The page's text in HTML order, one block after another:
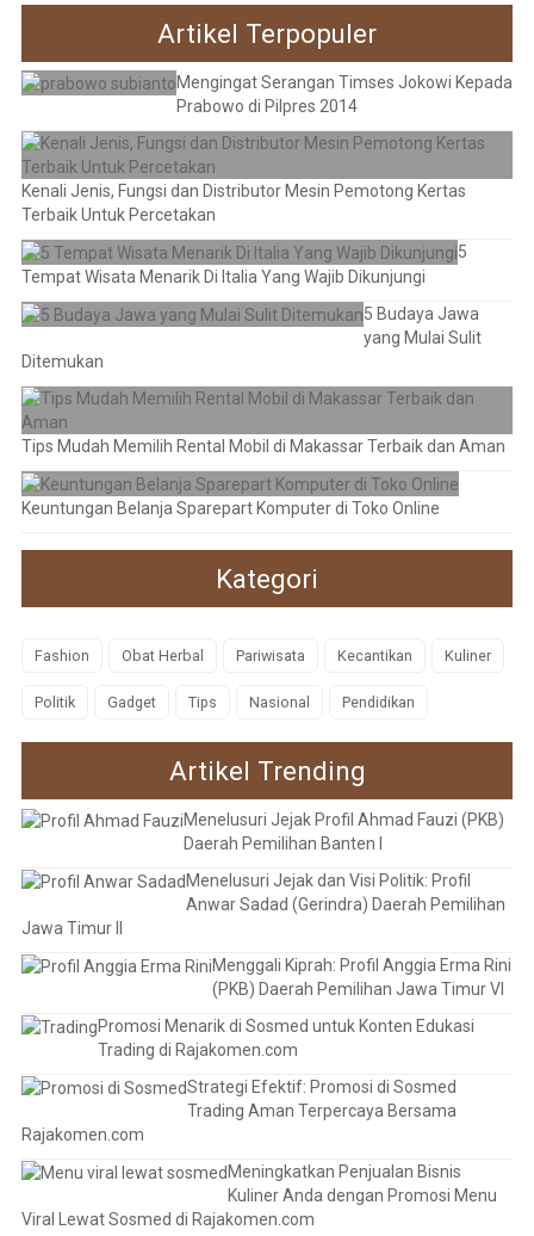
Artikel Terpopuler
Mengingat Serangan Timses Jokowi Kepada
Prabowo di Pilpres 2014
Kenali Jenis, Fungsi dan Distributor Mesin Pemotong Kertas
Terbaik Untuk Percetakan
5
Tempat Wisata Menarik Di Italia Yang Wajib Dikunjungi
5 Budaya Jawa
yang Mulai Sulit
Ditemukan
Tips Mudah Memilih Rental Mobil di Makassar Terbaik dan Aman
Keuntungan Belanja Sparepart Komputer di Toko Online
Kategori
Fashion Obat Herbal Pariwisata Kecantikan Kuliner
Politik Gadget Tips Nasional Pendidikan
Artikel Trending
Menelusuri Jejak Profil Ahmad Fauzi (PKB)
Daerah Pemilihan Banten I
Menelusuri Jejak dan Visi Politik: Profil
Anwar Sadad (Gerindra) Daerah Pemilihan
Jawa Timur II
Menggali Kiprah: Profil Anggia Erma Rini
(PKB) Daerah Pemilihan Jawa Timur VI
Promosi Menarik di Sosmed untuk Konten Edukasi
Trading di Rajakomen.com
Strategi Efektif: Promosi di Sosmed
Trading Aman Terpercaya Bersama
Rajakomen.com
Meningkatkan Penjualan Bisnis
Kuliner Anda dengan Promosi Menu
Viral Lewat Sosmed di Rajakomen.com